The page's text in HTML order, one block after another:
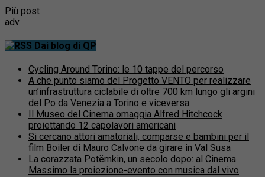
Più post
adv
Dai blog di QP
Cycling Around Torino: le 10 tappe del percorso
A che punto siamo del Progetto VENTO per realizzare
un’infrastruttura ciclabile di oltre 700 km lungo gli argini
del Po da Venezia a Torino e viceversa
Il Museo del Cinema omaggia Alfred Hitchcock
proiettando 12 capolavori americani
Si cercano attori amatoriali, comparse e bambini per il
film Boiler di Mauro Calvone da girare in Val Susa
La corazzata Potëmkin, un secolo dopo: al Cinema
Massimo la proiezione-evento con musica dal vivo